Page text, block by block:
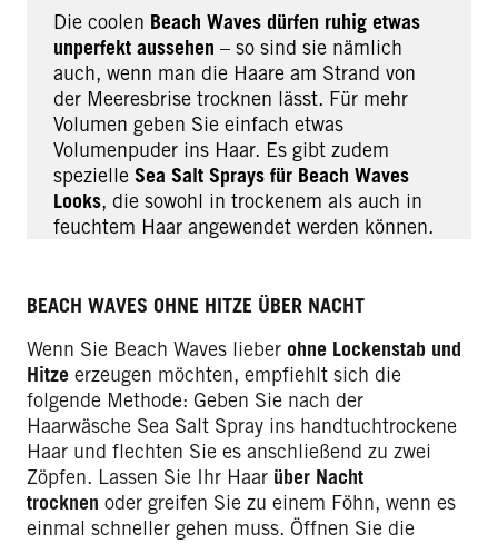
Die coolen Beach Waves dürfen ruhig etwas
unperfekt aussehen – so sind sie nämlich
auch, wenn man die Haare am Strand von
der Meeresbrise trocknen lässt. Für mehr
Volumen geben Sie einfach etwas
Volumenpuder ins Haar. Es gibt zudem
spezielle Sea Salt Sprays für Beach Waves
Looks, die sowohl in trockenem als auch in
feuchtem Haar angewendet werden können.
BEACH WAVES OHNE HITZE ÜBER NACHT
Wenn Sie Beach Waves lieber ohne Lockenstab und
Hitze erzeugen möchten, empfiehlt sich die
folgende Methode: Geben Sie nach der
Haarwäsche Sea Salt Spray ins handtuchtrockene
Haar und flechten Sie es anschließend zu zwei
Zöpfen. Lassen Sie Ihr Haar über Nacht
trocknen oder greifen Sie zu einem Föhn, wenn es
einmal schneller gehen muss. Öffnen Sie die